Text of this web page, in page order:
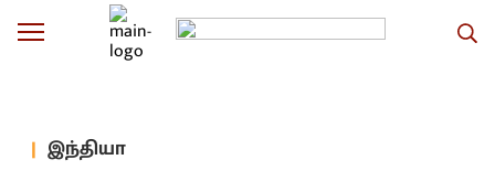
இந்தியா